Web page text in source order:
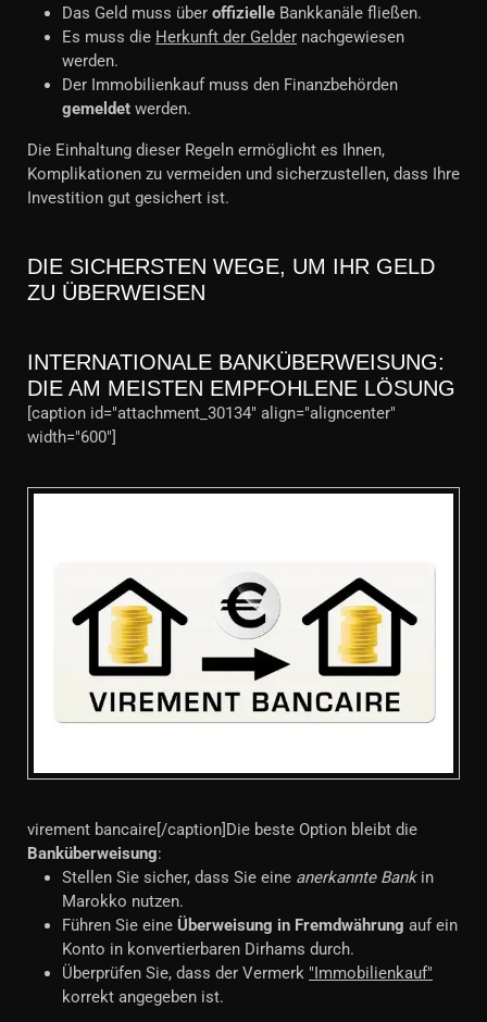
Das Geld muss über offizielle Bankkanäle fließen.
Es muss die Herkunft der Gelder nachgewiesen
werden.
Der Immobilienkauf muss den Finanzbehörden
gemeldet werden.
Die Einhaltung dieser Regeln ermöglicht es Ihnen,
Komplikationen zu vermeiden und sicherzustellen, dass Ihre
Investition gut gesichert ist.
DIE SICHERSTEN WEGE, UM IHR GELD
ZU ÜBERWEISEN
INTERNATIONALE BANKÜBERWEISUNG:
DIE AM MEISTEN EMPFOHLENE LÖSUNG
[caption id="attachment_30134" align="aligncenter"
width="600"]
virement bancaire[/caption]Die beste Option bleibt die
Banküberweisung:
Stellen Sie sicher, dass Sie eine anerkannte Bankin
Marokko nutzen.
Führen Sie eine Überweisung in Fremdwährung auf ein
Konto in konvertierbaren Dirhams durch.
Überprüfen Sie, dass der Vermerk "Immobilienkauf"
korrekt angegeben ist.